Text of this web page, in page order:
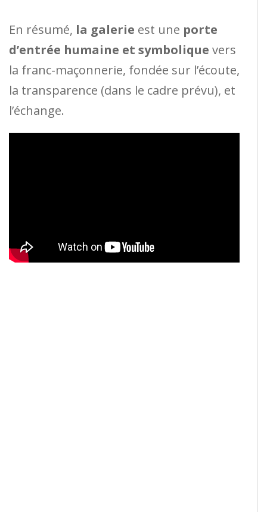
En résumé, la galerie est une porte
d’entrée humaine et symbolique vers
la franc-maçonnerie, fondée sur l’écoute,
la transparence (dans le cadre prévu), et
l’échange.